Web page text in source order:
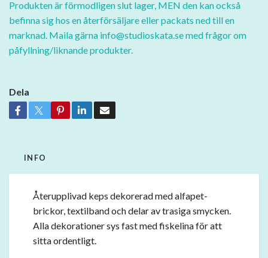
Produkten är förmodligen slut lager, MEN den kan också
befinna sig hos en återförsäljare eller packats ned till en
marknad. Maila gärna info@studioskata.semed frågor om
påfyllning/liknande produkter.
Dela
INFO
Återupplivad keps dekorerad med alfapet-
brickor, textilband och delar av trasiga smycken.
Alla dekorationer sys fast med fiskelina för att
sitta ordentligt.